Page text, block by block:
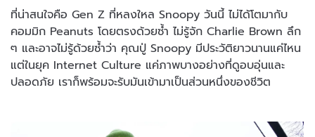
ที่น่าสนใจคือ Gen Z ที่หลงใหล Snoopy วันนี้ ไม่ได้โตมากับ
คอมมิก Peanuts โดยตรงด้วยซ้ำ ไม่รู้จัก Charlie Brown ลึก
ๆ และอาจไม่รู้ด้วยซ้ำว่า คุณปู่ Snoopy มีประวัติยาวนานแค่ไหน
แต่ในยุค Internet Culture แค่ภาพบางอย่างที่ดูอบอุ่นและ
ปลอดภัย เราก็พร้อมจะรับมันเข้ามาเป็นส่วนหนึ่งของชีวิต